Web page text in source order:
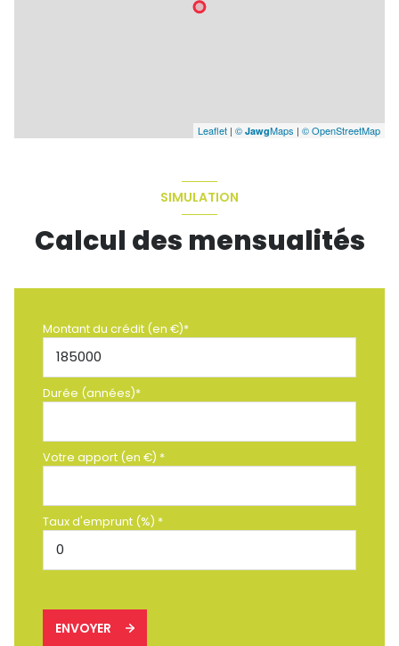
Leaflet | © JawgMaps | © OpenStreetMap
SIMULATION
Calcul des mensualités
Montant du crédit (en €)*
Durée (années)*
Votre apport (en €) *
Taux d'emprunt (%) *
ENVOYER